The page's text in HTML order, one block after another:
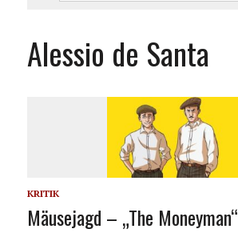
Alessio de Santa
KRITIK
Mäusejagd – „The Moneyman“